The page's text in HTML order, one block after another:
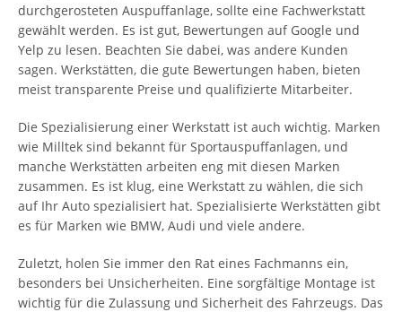
durchgerosteten Auspuffanlage, sollte eine Fachwerkstatt
gewählt werden. Es ist gut, Bewertungen auf Google und
Yelp zu lesen. Beachten Sie dabei, was andere Kunden
sagen. Werkstätten, die gute Bewertungen haben, bieten
meist transparente Preise und qualifizierte Mitarbeiter.
Die Spezialisierung einer Werkstatt ist auch wichtig. Marken
wie Milltek sind bekannt für Sportauspuffanlagen, und
manche Werkstätten arbeiten eng mit diesen Marken
zusammen. Es ist klug, eine Werkstatt zu wählen, die sich
auf Ihr Auto spezialisiert hat. Spezialisierte Werkstätten gibt
es für Marken wie BMW, Audi und viele andere.
Zuletzt, holen Sie immer den Rat eines Fachmanns ein,
besonders bei Unsicherheiten. Eine sorgfältige Montage ist
wichtig für die Zulassung und Sicherheit des Fahrzeugs. Das